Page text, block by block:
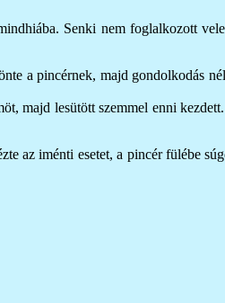
Senki nem foglalkozott
a pincérnek, majd gondolkodás
majd lesütött szemmel enni
az iménti esetet, a pincér fülébe